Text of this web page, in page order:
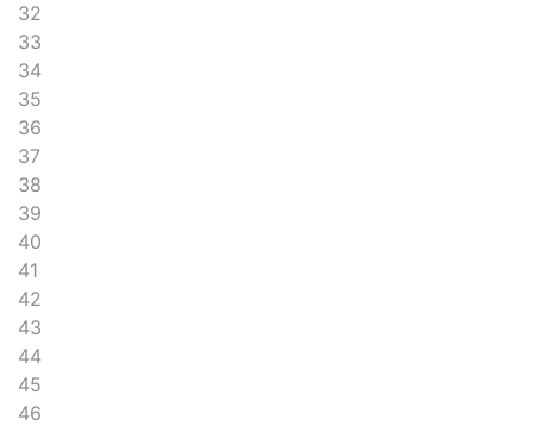
32
33
34
35
36
37
38
39
40
41
42
43
44
45
46